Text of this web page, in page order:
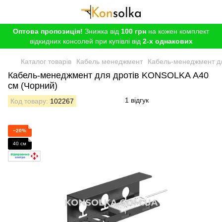
Оптова пропозиція! Знижка від 100 грн на кожен комплект
відкидних консолей при купівлі від 2-х однакових
Каталог товарів Кабель менеджмент Кабель-менеджмент
Кабель-менеджмент для дротів KONSOLKA А40
см (Чорний)
Код товару: 102267 1 відгук
−20%
40 см